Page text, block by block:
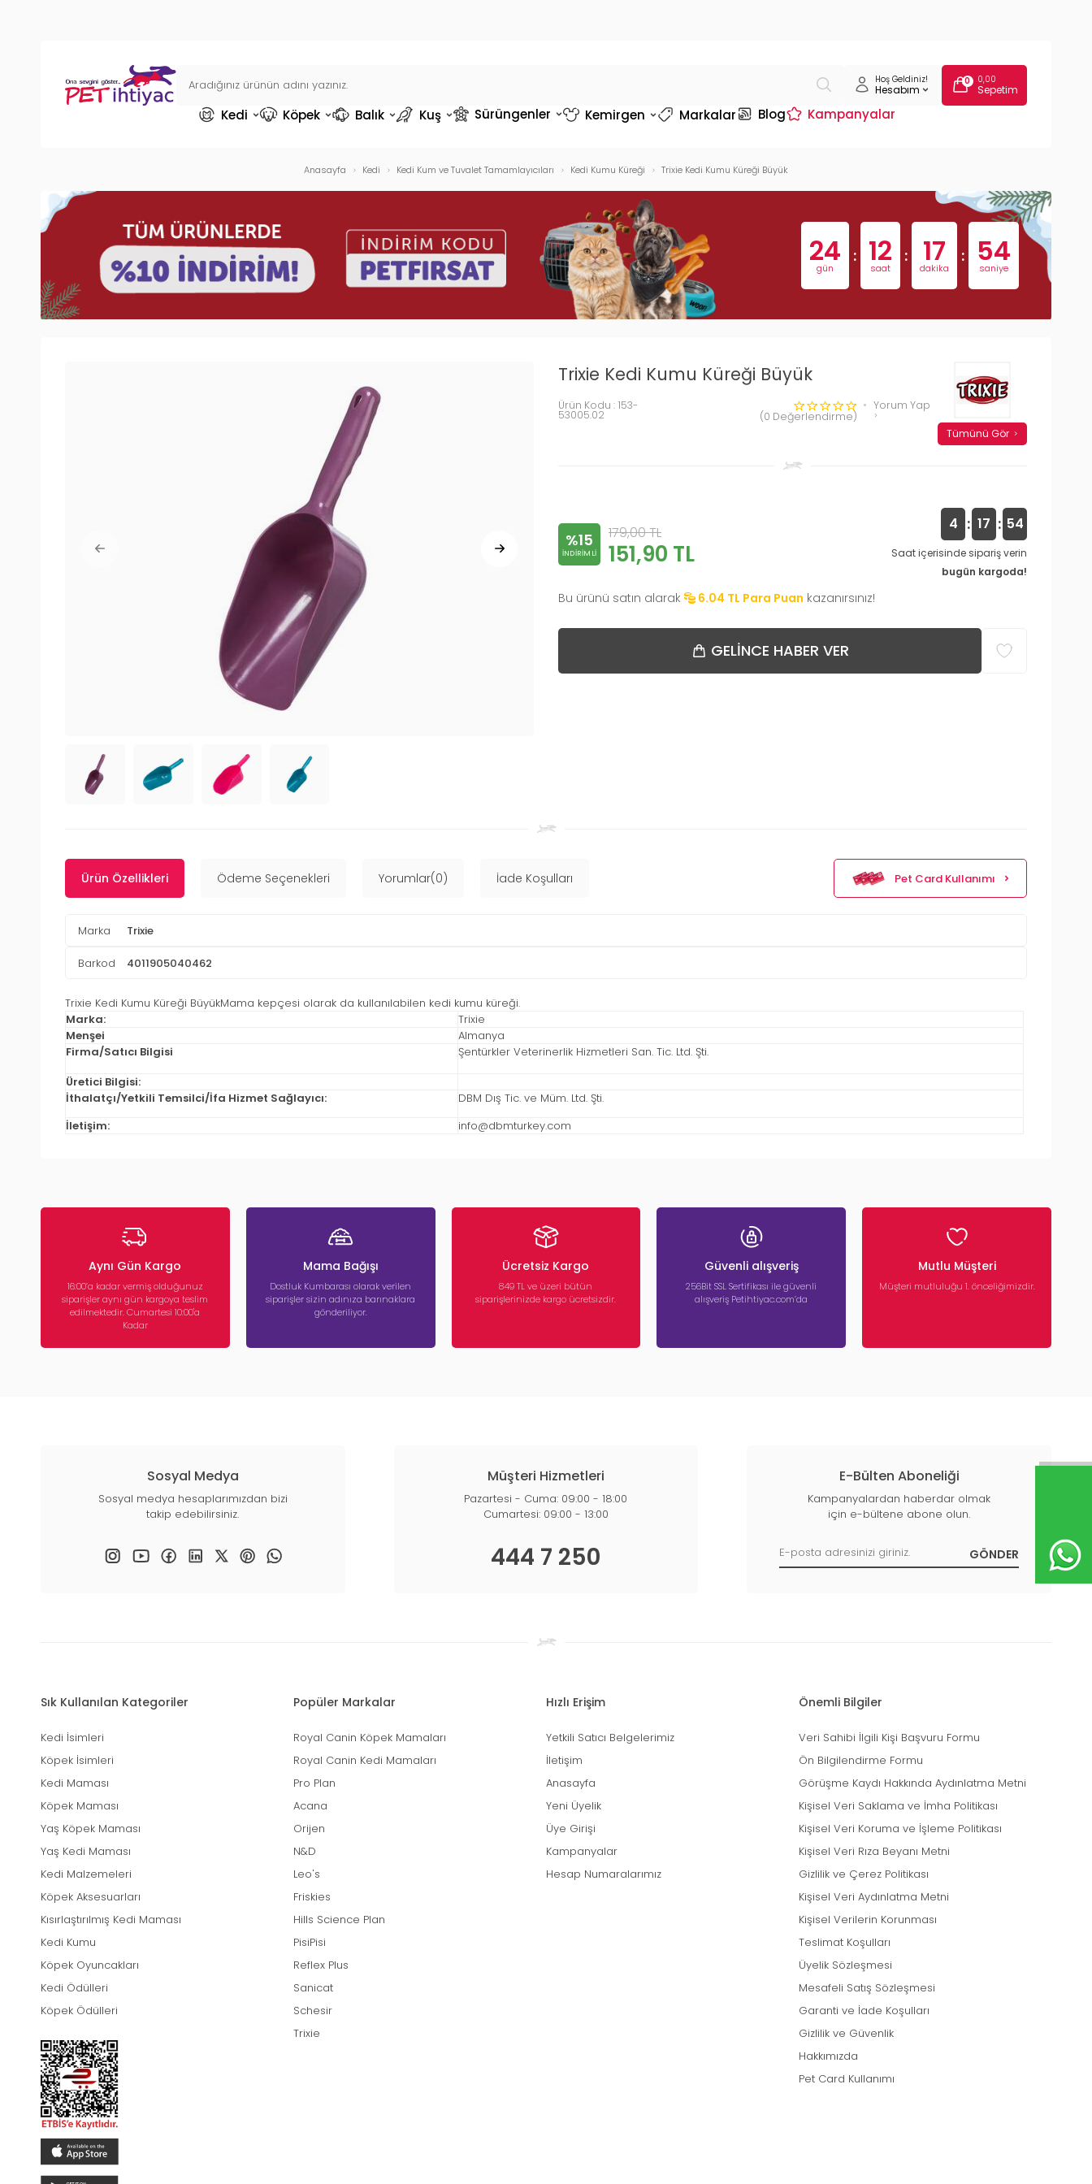
Hoş Geldiniz!
Hesabım
0 0,00
Sepetim
Kedi Köpek Balık Kuş Sürüngenler Kemirgen Markalar Blog Kampanyalar
Anasayfa Kedi Kedi Kum ve Tuvalet Tamamlayıcıları Kedi Kumu Küreği Trixie Kedi Kumu Küreği Büyük
24
gün
: 12
saat
: 17
dakika
: 53
saniye
Trixie Kedi Kumu Küreği Büyük
Ürün Kodu : 153-
53005.02 (0 Değerlendirme)
Yorum Yap
Tümünü Gör
%15
INDIRIMLI
179,00TL
151,90 TL
4 : 17 : 54
Saat içerisinde sipariş verin
bugün kargoda!
Bu ürünü satın alarak 6.04 TL Para Puan kazanırsınız!
GELINCE HABER VER
Ürün Özellikleri Ödeme Seçenekleri Yorumlar(0) İade Koşulları Pet Card Kullanımı
Marka Trixie
Barkod 4011905040462
Trixie Kedi Kumu Küreği BüyükMama kepçesi olarak da kullanılabilen kedi kumu küreği.
Marka:
Trixie
Menşei
Almanya
Firma/Satıcı Bilgisi
Şentürkler Veterinerlik Hizmetleri San. Tic. Ltd. Şti.
Üretici Bilgisi:
İthalatçı/Yetkili Temsilci/İfa Hizmet Sağlayıcı:
DBM Dış Tic. ve Müm. Ltd. Şti.
İletişim:
info@dbmturkey.com
Aynı Gün Kargo
16:00’a kadar vermiş olduğunuz
siparişler aynı gün kargoya teslim
edilmektedir. Cumartesi 10:00'a
Kadar
Mama Bağışı
Dostluk Kumbarası olarak verilen
siparişler sizin adınıza barınaklara
gönderiliyor.
Ücretsiz Kargo
849 TL ve üzeri bütün
siparişlerinizde kargo ücretsizdir.
Güvenli alışveriş
256Bit SSL Sertifikası ile güvenli
alışveriş Petihtiyac.com’da
Mutlu Müşteri
Müşteri mutluluğu 1. önceliğimizdir.
Sosyal Medya
Sosyal medya hesaplarımızdan bizi
takip edebilirsiniz.
Müşteri Hizmetleri
Pazartesi - Cuma: 09:00 - 18:00
Cumartesi: 09:00 - 13:00
444 7 250
E-Bülten Aboneliği
Kampanyalardan haberdar olmak
için e-bültene abone olun.
Sık Kullanılan Kategoriler
Kedi İsimleri
Köpek İsimleri
Kedi Maması
Köpek Maması
Yaş Köpek Maması
Yaş Kedi Maması
Kedi Malzemeleri
Köpek Aksesuarları
Kısırlaştırılmış Kedi Maması
Kedi Kumu
Köpek Oyuncakları
Kedi Ödülleri
Köpek Ödülleri
Popüler Markalar
Royal Canin Köpek Mamaları
Royal Canin Kedi Mamaları
Pro Plan
Acana
Orijen
N&D
Leo's
Friskies
Hills Science Plan
PisiPisi
Reflex Plus
Sanicat
Schesir
Trixie
Hızlı Erişim
Yetkili Satıcı Belgelerimiz
İletişim
Anasayfa
Yeni Üyelik
Üye Girişi
Kampanyalar
Hesap Numaralarımız
Önemli Bilgiler
Veri Sahibi İlgili Kişi Başvuru Formu
Ön Bilgilendirme Formu
Görüşme Kaydı Hakkında Aydınlatma Metni
Kişisel Veri Saklama ve İmha Politikası
Kişisel Veri Koruma ve İşleme Politikası
Kişisel Veri Rıza Beyanı Metni
Gizlilik ve Çerez Politikası
Kişisel Veri Aydınlatma Metni
Kişisel Verilerin Korunması
Teslimat Koşulları
Üyelik Sözleşmesi
Mesafeli Satış Sözleşmesi
Garanti ve İade Koşulları
Gizlilik ve Güvenlik
Hakkımızda
Pet Card Kullanımı